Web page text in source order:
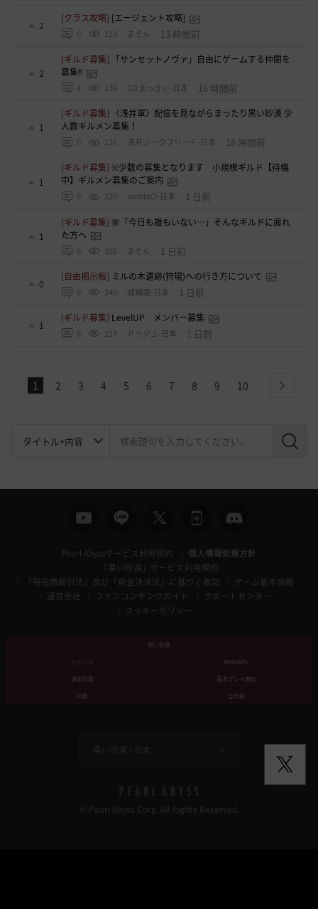
2
[クラス攻略] [エージェント攻略]
0 113 まそん 13 時間前
2
[ギルド募集]
「サンセットノヴァ」自由にゲームする仲間を
募集‼️
4 139 GDまっきぃ-日本 16 時間前
1
[ギルド募集]
〈浅井軍〉配信を見ながらまったり黒い砂漠 少
人数ギルメン募集！
0 126 浅井ジークフリード-日本 18 時間前
1
[ギルド募集] ※少数の募集となります 小規模ギルド【待機
中】ギルメン募集のご案内
0 220 saltNaCl-日本 1 日前
1
[ギルド募集] 🌸「今日も誰もいない…」そんなギルドに疲れ
た方へ
0 255 まそん 1 日前
0
[自由掲示板] ミルの木遺跡(狩場)への行き方について
0 240 威璃亜-日本 1 日前
1
[ギルド募集] LevelUP メンバー募集
0 217 ドゥジュ-日本 1 日前
1 2 3 4 5 6 7 8 9 10 next
検
Pearl Abyssサービス利用規約
個人情報処理方針
「黒い砂漠」サービス利用規約
「特定商取引法」及び「資金決済法」に基づく表記
ゲーム基本情報
運営会社
ファンコンテンツガイド
サポートセンター
クッキーポリシー
黒い砂漠
ジャンル
MMORPG
課金形態
基本プレイ無料
対象
全年齢
黒い砂漠 - 日本
© Pearl Abyss Corp. All Rights Reserved.